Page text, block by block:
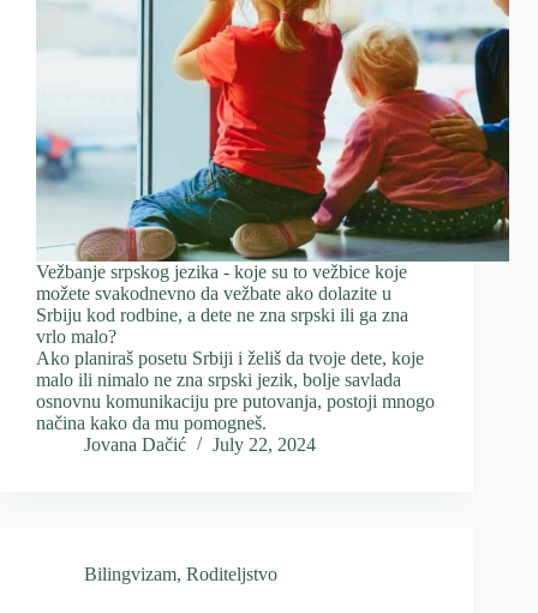
Vežbanje srpskog jezika - koje su to vežbice koje
možete svakodnevno da vežbate ako dolazite u
Srbiju kod rodbine, a dete ne zna srpski ili ga zna
vrlo malo?
Ako planiraš posetu Srbiji i želiš da tvoje dete, koje
malo ili nimalo ne zna srpski jezik, bolje savlada
osnovnu komunikaciju pre putovanja, postoji mnogo
načina kako da mu pomogneš.
Jovana Dačić
July 22, 2024
Bilingvizam, Roditeljstvo